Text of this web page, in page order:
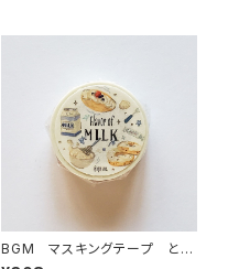
BGM マスキングテープ とき
めきフレーバー・ミルク